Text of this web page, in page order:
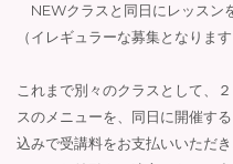
NEWクラスと同日にレッスン
（イレギュラーな募集となります
これまで別々のクラスとして、
スのメニューを、同日に開催す
込みで受講料をお支払いいただ